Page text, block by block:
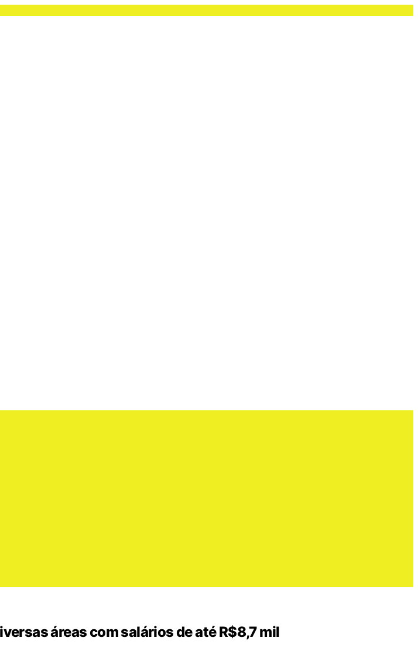
áreas com salários de até R$8,7 mil